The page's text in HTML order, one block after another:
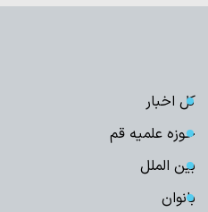
کل اخبار
حوزه علمیه قم
بین الملل
بانوان